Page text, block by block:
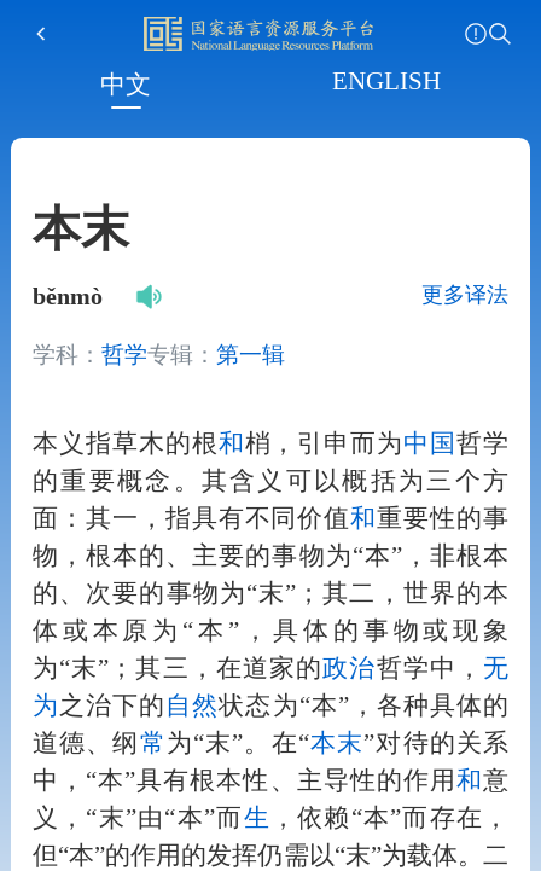
中文 ENGLISH
本末
běnmò 更多译法
学科： 哲学专辑： 第一辑
本义指草木的根和梢，引申而为中国哲学
的重要概念。其含义可以概括为三个方
面：其一，指具有不同价值和重要性的事
物，根本的、主要的事物为“本”，非根本
的、次要的事物为“末”；其二，世界的本
体或本原为“本”，具体的事物或现象
为“末”；其三，在道家的政治哲学中， 无
为 之治下的自然状态为“本”，各种具体的
道德、纲 常 为“末”。在“本末”对待的关系
中，“本”具有根本性、主导性的作用和意
义，“末”由“本”而 生 ，依赖“本”而存在，
但“本”的作用的发挥仍需以“末”为载体。二